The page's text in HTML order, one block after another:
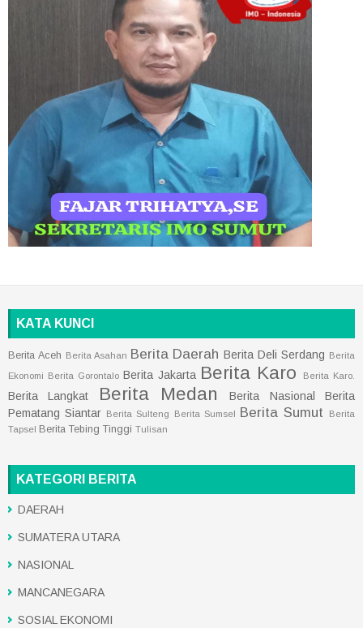
KATA KUNCI
Berita Aceh Berita Asahan Berita Daerah Berita Deli Serdang Berita
Ekonomi Berita Gorontalo Berita Jakarta Berita Karo Berita Karo.
Berita Langkat Berita Medan Berita Nasional
Berita
Pematang Siantar Berita Sulteng Berita Sumsel Berita Sumut
Berita
Tapsel Berita Tebing Tinggi Tulisan
KATEGORI BERITA
DAERAH
SUMATERA UTARA
NASIONAL
MANCANEGARA
SOSIAL EKONOMI